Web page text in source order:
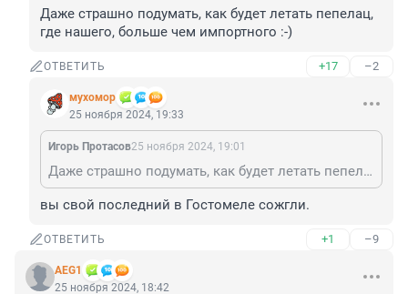
Даже страшно подумать, как будет летать пепелац,
где нашего, больше чем импортного :-)
ОТВЕТИТЬ +17 –2
мухомор
25 ноября 2024, 19:33
Игорь Протасов25 ноября 2024, 19:01
Даже страшно подумать, как будет летать пепелац, где нашего, больше чем импортного :-)
вы свой последний в Гостомеле сожгли.
ОТВЕТИТЬ +1 –9
AEG1
25 ноября 2024, 18:42